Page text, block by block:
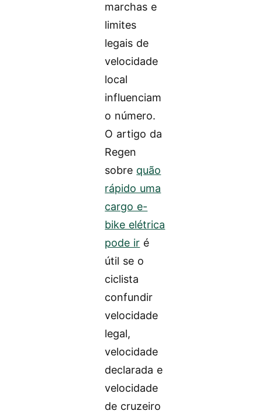
marchas e
limites
legais de
velocidade
local
influenciam
o número.
O artigo da
Regen
sobre quão
rápido uma
cargo e-
bike elétrica
pode ir é
útil se o
ciclista
confundir
velocidade
legal,
velocidade
declarada e
velocidade
de cruzeiro